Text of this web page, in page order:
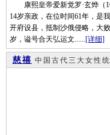
康熙皇帝爱新觉罗·玄烨（
14岁亲政，在位时间61年，是
开府设县，抵制沙俄侵略，大
岁，谥号合天弘运文......[详细]
慈禧 中国古代三大女性